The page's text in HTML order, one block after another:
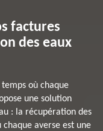
factures
des eaux
où chaque
une solution
: la récupération des
averse est une